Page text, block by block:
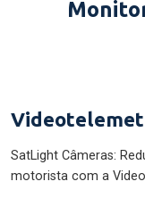
SatLight Câmeras:
motorista com a